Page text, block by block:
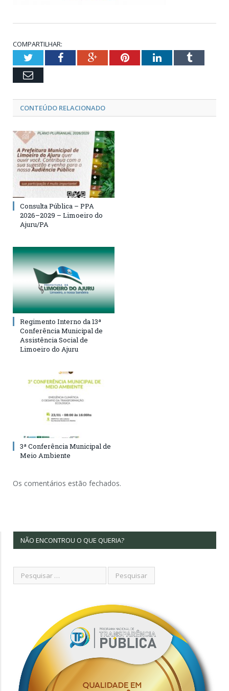
COMPARTILHAR:
TwitterFacebookGoogle+PinterestLinkedInTumblr
Email
CONTEÚDO RELACIONADO
Consulta Pública – PPA
2026–2029 – Limoeiro do
Ajuru/PA
Regimento Interno da 13ª
Conferência Municipal de
Assistência Social de
Limoeiro do Ajuru
3ª Conferência Municipal de
Meio Ambiente
Os comentários estão fechados.
NÃO ENCONTROU O QUE QUERIA?